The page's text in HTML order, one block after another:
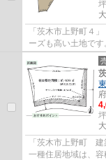
「茨木市上野町４
ーズも高い土地で
条件なしなので、
「茨木市上野町 建
一種住居地域は、